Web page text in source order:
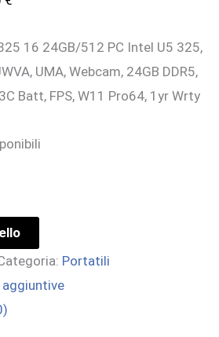
€.
attuale
è:
1.675,00 €.
16 24GB/512 PC Intel U5 325,
UMA, Webcam, 24GB DDR5,
Batt, FPS, W11 Pro64, 1yr Wrty
Portatili